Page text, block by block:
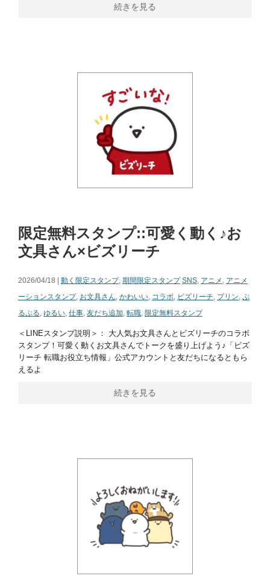
続きを見る
限定無料スタンプ::可愛く動く♪お
文具さん×ビズリーチ
2026/04/18 | 動く限定スタンプ, 期間限定スタンプ SNS, アニメ , アニメ
ーションスタンプ, お文具さん, かわいい, コラボ, ビズリーチ, プリン, ぷ
るぷる, ゆるい, 仕事, 友だち追加, 転職, 限定無料スタンプ
＜LINEスタンプ説明＞： 大人気お文具さんとビズリーチのコラボ
スタンプ！可愛く動くお文具さんでトークを盛り上げよう♪「ビズ
リーチ 転職お役立ち情報」公式アカウントと友だちになるともら
えるよ
続きを見る